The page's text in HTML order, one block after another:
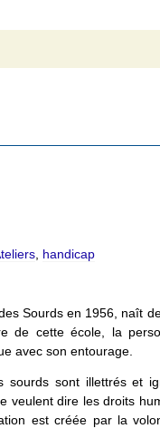
handicap
Sourds en 1956, naît
de cette école, la
avec son entourage.
sont illettrés et
veulent dire les droits
est créée par la